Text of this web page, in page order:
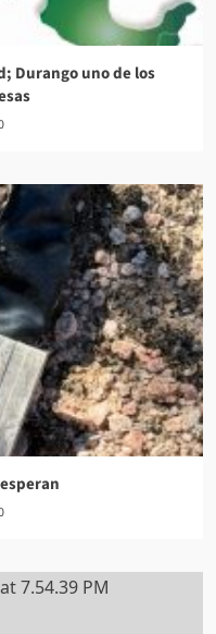
Durango uno de los